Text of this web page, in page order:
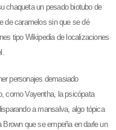
chaqueta un pesado biotubo de
de caramelos sin que se dé
tipo Wikipedia de localizaciones
personajes demasiado
como Vayentha, la psicópata
a mansalva, algo tópica
que se empeña en darle un